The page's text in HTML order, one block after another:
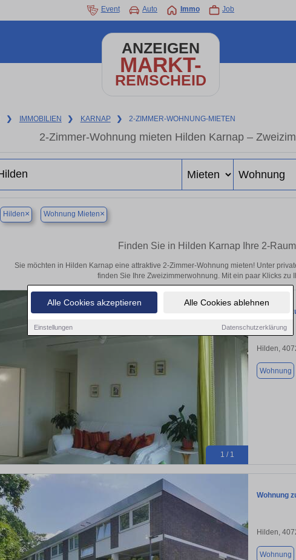
Alle Cookies akzeptieren Alle Cookies ablehnen
Einstellungen Datenschutzerklärung
Event Auto Immo Job
ANZEIGEN
MARKT-
REMSCHEID
❯ IMMOBILIEN ❯ KARNAP ❯ 2-ZIMMER-WOHNUNG-MIETEN
2-Zimmer-Wohnung mieten Hilden Karnap –
Hilden× Wohnung Mieten×
Finden Sie in Hilden Karnap Ihre 2-
Sie möchten in Hilden Karnap eine attraktive 2-Zimmer-Wohnung mieten! Unter
finden Sie Ihre Zweizimmerwohnung. Mit ein paar Klicks zu
1 / 1
Wohnung
Hilden,
Wohnung
Wohnung
Hilden,
Wohnung